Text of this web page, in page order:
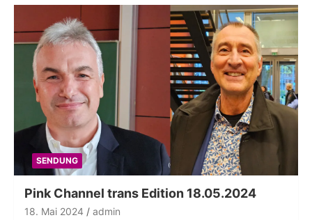
SENDUNG
Pink Channel trans Edition 18.05.2024
18. Mai 2024 admin